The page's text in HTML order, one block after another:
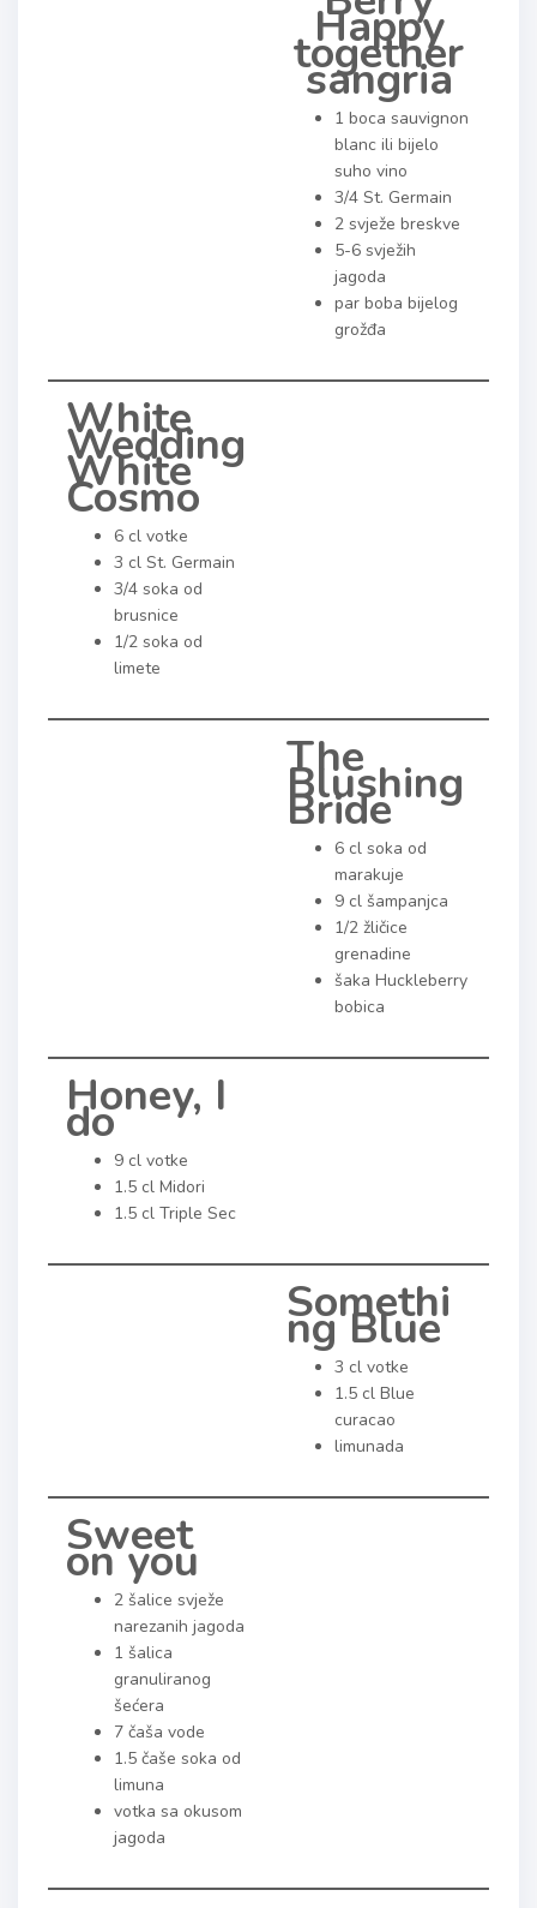
Happy
together
sangria
1 boca sauvignon
blanc ili bijelo
suho vino
3/4 St. Germain
2 svježe breskve
5-6 svježih
jagoda
par boba bijelog
grožđa
White
Wedding
White
Cosmo
6 cl votke
3 cl St. Germain
3/4 soka od
brusnice
1/2 soka od
limete
The
Blushing
Bride
6 cl soka od
marakuje
9 cl šampanjca
1/2 žličice
grenadine
šaka Huckleberry
bobica
Honey, I
do
9 cl votke
1.5 cl Midori
1.5 cl Triple Sec
Somethi
ng Blue
3 cl votke
1.5 cl Blue
curacao
limunada
Sweet
on you
2 šalice svježe
narezanih jagoda
1 šalica
granuliranog
šećera
7 čaša vode
1.5 čaše soka od
limuna
votka sa okusom
jagoda